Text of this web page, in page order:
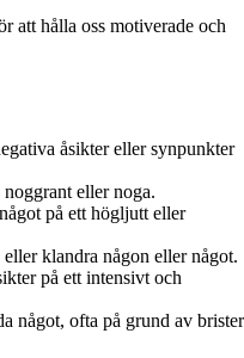
att hålla oss motiverade och
åsikter eller synpunkter
eller noga.
på ett högljutt eller
klandra någon eller något.
på ett intensivt och
något, ofta på grund av brister